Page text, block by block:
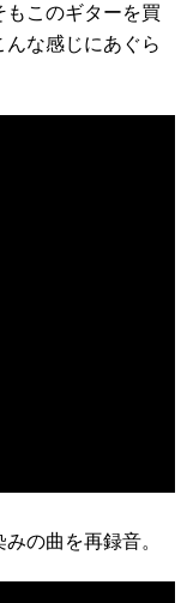
このギターを買
な感じにあぐら
の曲を再録音。